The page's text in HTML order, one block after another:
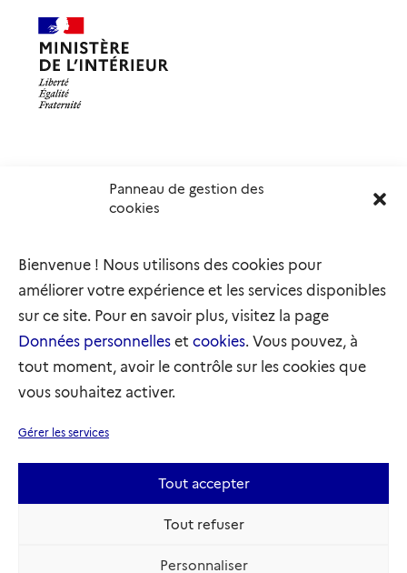
Panneau de gestion des
cookies
Bienvenue ! Nous utilisons des cookies pour
améliorer votre expérience et les services disponibles
sur ce site. Pour en savoir plus, visitez la page
Données personnelles et cookies. Vous pouvez, à
tout moment, avoir le contrôle sur les cookies que
vous souhaitez activer.
Gérer les services
Tout accepter
Tout refuser
Personnaliser
Délégation interministérielle à l’accueil et à l’intégration
elysee.fr
info.gouv.fr
legifrance.gouv.fr
refugies.info
initiativemarianne.fr
Mentions légales
Sauf mention contraire, tous les textes de ce site sont sous